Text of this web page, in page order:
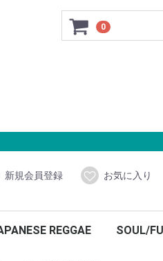
0
新規会員登録 お気に入り
REGGAE SOUL/